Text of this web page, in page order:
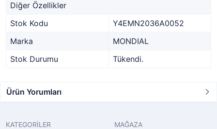
Diğer Özellikler
Stok Kodu
Y4EMN2036A0052
Marka
MONDIAL
Stok Durumu
Tükendi.
Ürün Yorumları
KATEGORİLER
MAĞAZA